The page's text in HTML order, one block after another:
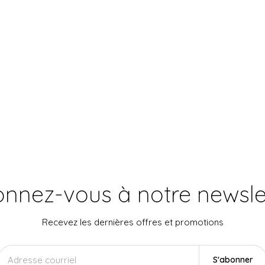
vous à notre
Recevez les dernières offres et promotions
S'abonner